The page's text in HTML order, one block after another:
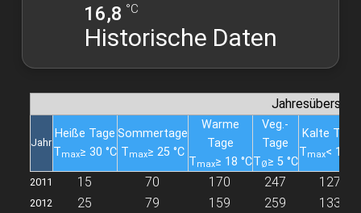
16,8 °C
Historische Daten
Jahr
Heiße Tage
Tmax≥ 30 °C
Sommertage
Tmax≥ 25 °C
Warme
Tage
Tmax≥ 18 °C
Veg.-
Tage
TØ≥ 5 °C
Kalte Tage
Tmax< 10
2011 15 70 170 247 127
2012 25 79 159 259 133